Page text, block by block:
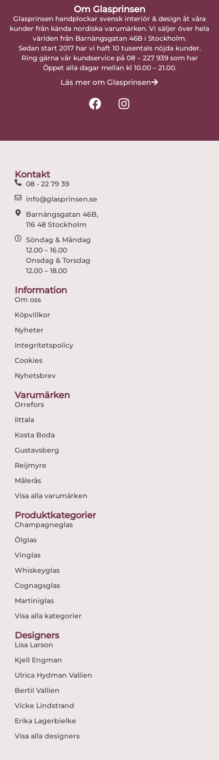
Om Glasprinsen
Glasprinsen handplockar svensk interiör & design åt våra
kunder från kända nordiska varumärken. Vi säljer över hela
världen från Barnängsgatan 46B i Stockholm.
Sedan start 2017 har vi haft 10 tusentals nöjda kunder.
Ring gärna vår kundservice på 08 – 227 939 som har
Öppet alla dagar mellan kl 10.00 – 21.00.
Läs mer om Glasprinsen
F
a
I
n
Kontakt
08 - 22 79 39
info@glasprinsen.se
Barnängsgatan 46B,
116 48 Stockholm
Söndag & Måndag
12.00 – 16.00
Onsdag & Torsdag
12.00 – 18.00
Information
Om oss
Köpvillkor
Nyheter
Integritetspolicy
Cookies
Nyhetsbrev
Varumärken
Orrefors
Iittala
Kosta Boda
Gustavsberg
Reijmyre
Målerås
Visa alla varumärken
Produktkategorier
Champagneglas
Ölglas
Vinglas
Whiskeyglas
Cognagsglas
Martiniglas
Visa alla kategorier
Designers
Lisa Larson
Kjell Engman
Ulrica Hydman Vallien
Bertil Vallien
Vicke Lindstrand
Erika Lagerbielke
Visa alla designers